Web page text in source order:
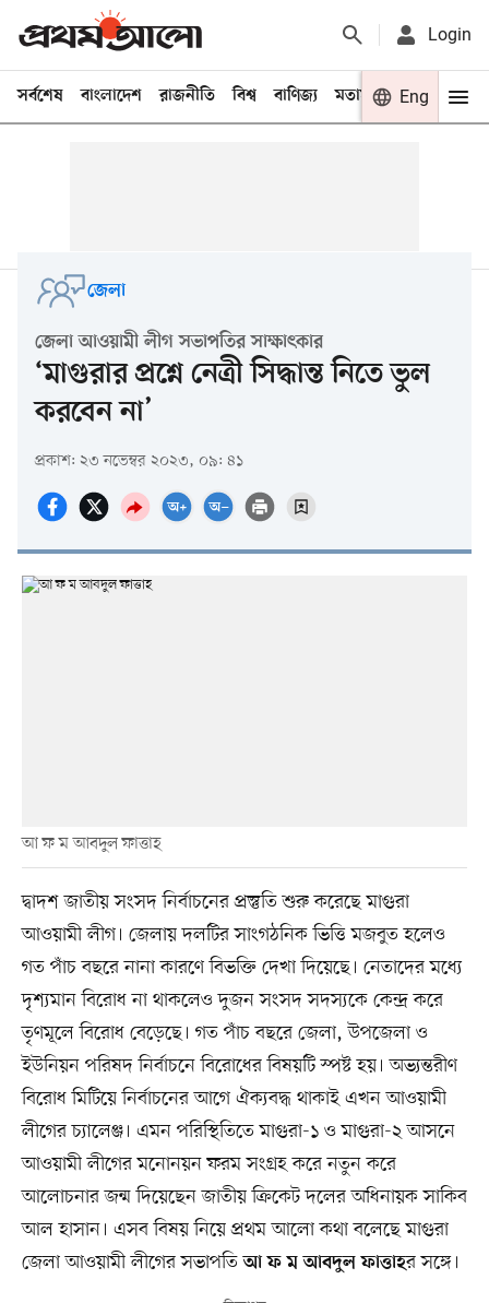
Login
সর্বশেষ বাংলাদেশ রাজনীতি বিশ্ব বাণিজ্য মতামত খেলা
Eng
জেলা
জেলা আওয়ামী লীগ সভাপতির সাক্ষাৎকার
‘মাগুরার প্রশ্নে নেত্রী সিদ্ধান্ত নিতে ভুল
করবেন না’
প্রকাশ: ২৩ নভেম্বর ২০২৩, ০৯: ৪১
আ ফ ম আবদুল ফাত্তাহ
দ্বাদশ জাতীয় সংসদ নির্বাচনের প্রস্তুতি শুরু করেছে মাগুরা
আওয়ামী লীগ। জেলায় দলটির সাংগঠনিক ভিত্তি মজবুত হলেও
গত পাঁচ বছরে নানা কারণে বিভক্তি দেখা দিয়েছে। নেতাদের মধ্যে
দৃশ্যমান বিরোধ না থাকলেও দুজন সংসদ সদস্যকে কেন্দ্র করে
তৃণমূলে বিরোধ বেড়েছে। গত পাঁচ বছরে জেলা, উপজেলা ও
ইউনিয়ন পরিষদ নির্বাচনে বিরোধের বিষয়টি স্পষ্ট হয়। অভ্যন্তরীণ
বিরোধ মিটিয়ে নির্বাচনের আগে ঐক্যবদ্ধ থাকাই এখন আওয়ামী
লীগের চ্যালেঞ্জ। এমন পরিস্থিতিতে মাগুরা-১ ও মাগুরা-২ আসনে
আওয়ামী লীগের মনোনয়ন ফরম সংগ্রহ করে নতুন করে
আলোচনার জন্ম দিয়েছেন জাতীয় ক্রিকেট দলের অধিনায়ক সাকিব
আল হাসান। এসব বিষয় নিয়ে প্রথম আলো কথা বলেছে মাগুরা
জেলা আওয়ামী লীগের সভাপতিআ ফ ম আবদুল ফাত্তাহর সঙ্গে।